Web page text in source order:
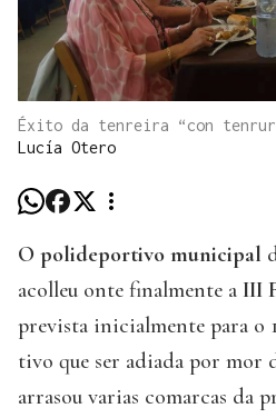
Éxito da tenreira “con
Lucía Otero
O polideportivo municipal
acolleu onte finalmente a III
prevista inicialmente para o
tivo que ser adiada por mor
arrasou varias comarcas da